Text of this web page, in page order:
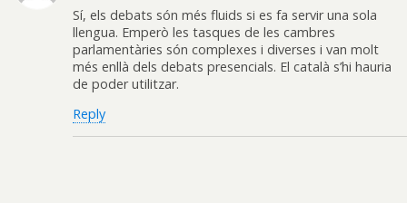
Sí, els debats són més fluids si es fa servir una sola
llengua. Emperò les tasques de les cambres
parlamentàries són complexes i diverses i van molt
més enllà dels debats presencials. El català s’hi hauria
de poder utilitzar.
Reply